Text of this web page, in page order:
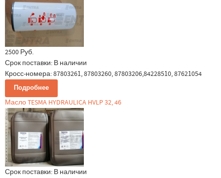
2500 Руб.
Срок поставки: В наличии
Кросс-номера: 87803261, 87803260, 87803206,84228510, 87621054
Подробнее
Масло TESMA HYDRAULICA HVLP 32, 46
Срок поставки: В наличии